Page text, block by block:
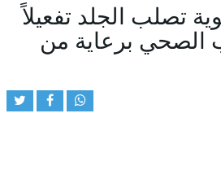
تصلب الجلد تفعيلاً
الصحي برعاية من